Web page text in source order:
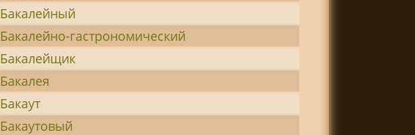
Бакалейный
Бакалейно-гастрономический
Бакалейщик
Бакалея
Бакаут
Бакаутовый